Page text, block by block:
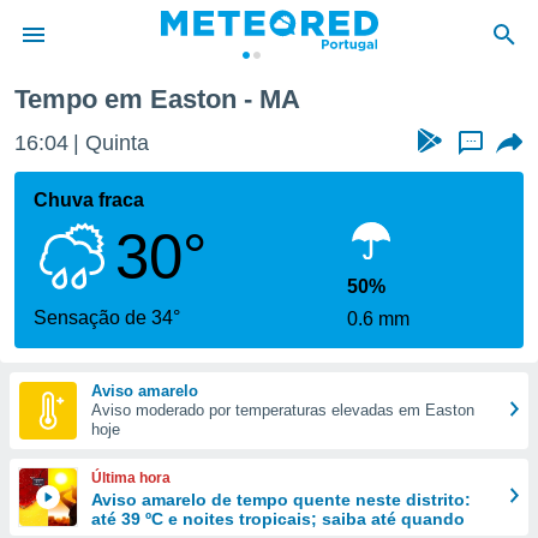
da
foi
fornecidas
a este
das
e
forma
digital
Tempo em Easton - MA
16:04 Quinta ...
Chuva fraca
30°
Sensação de 34°
50%
0.6 mm
Aviso amarelo
Aviso moderado por temperaturas elevadas em Easton
hoje
Última hora
Aviso amarelo de tempo quente neste distrito:
até 39 ºC e noites tropicais; saiba até quando